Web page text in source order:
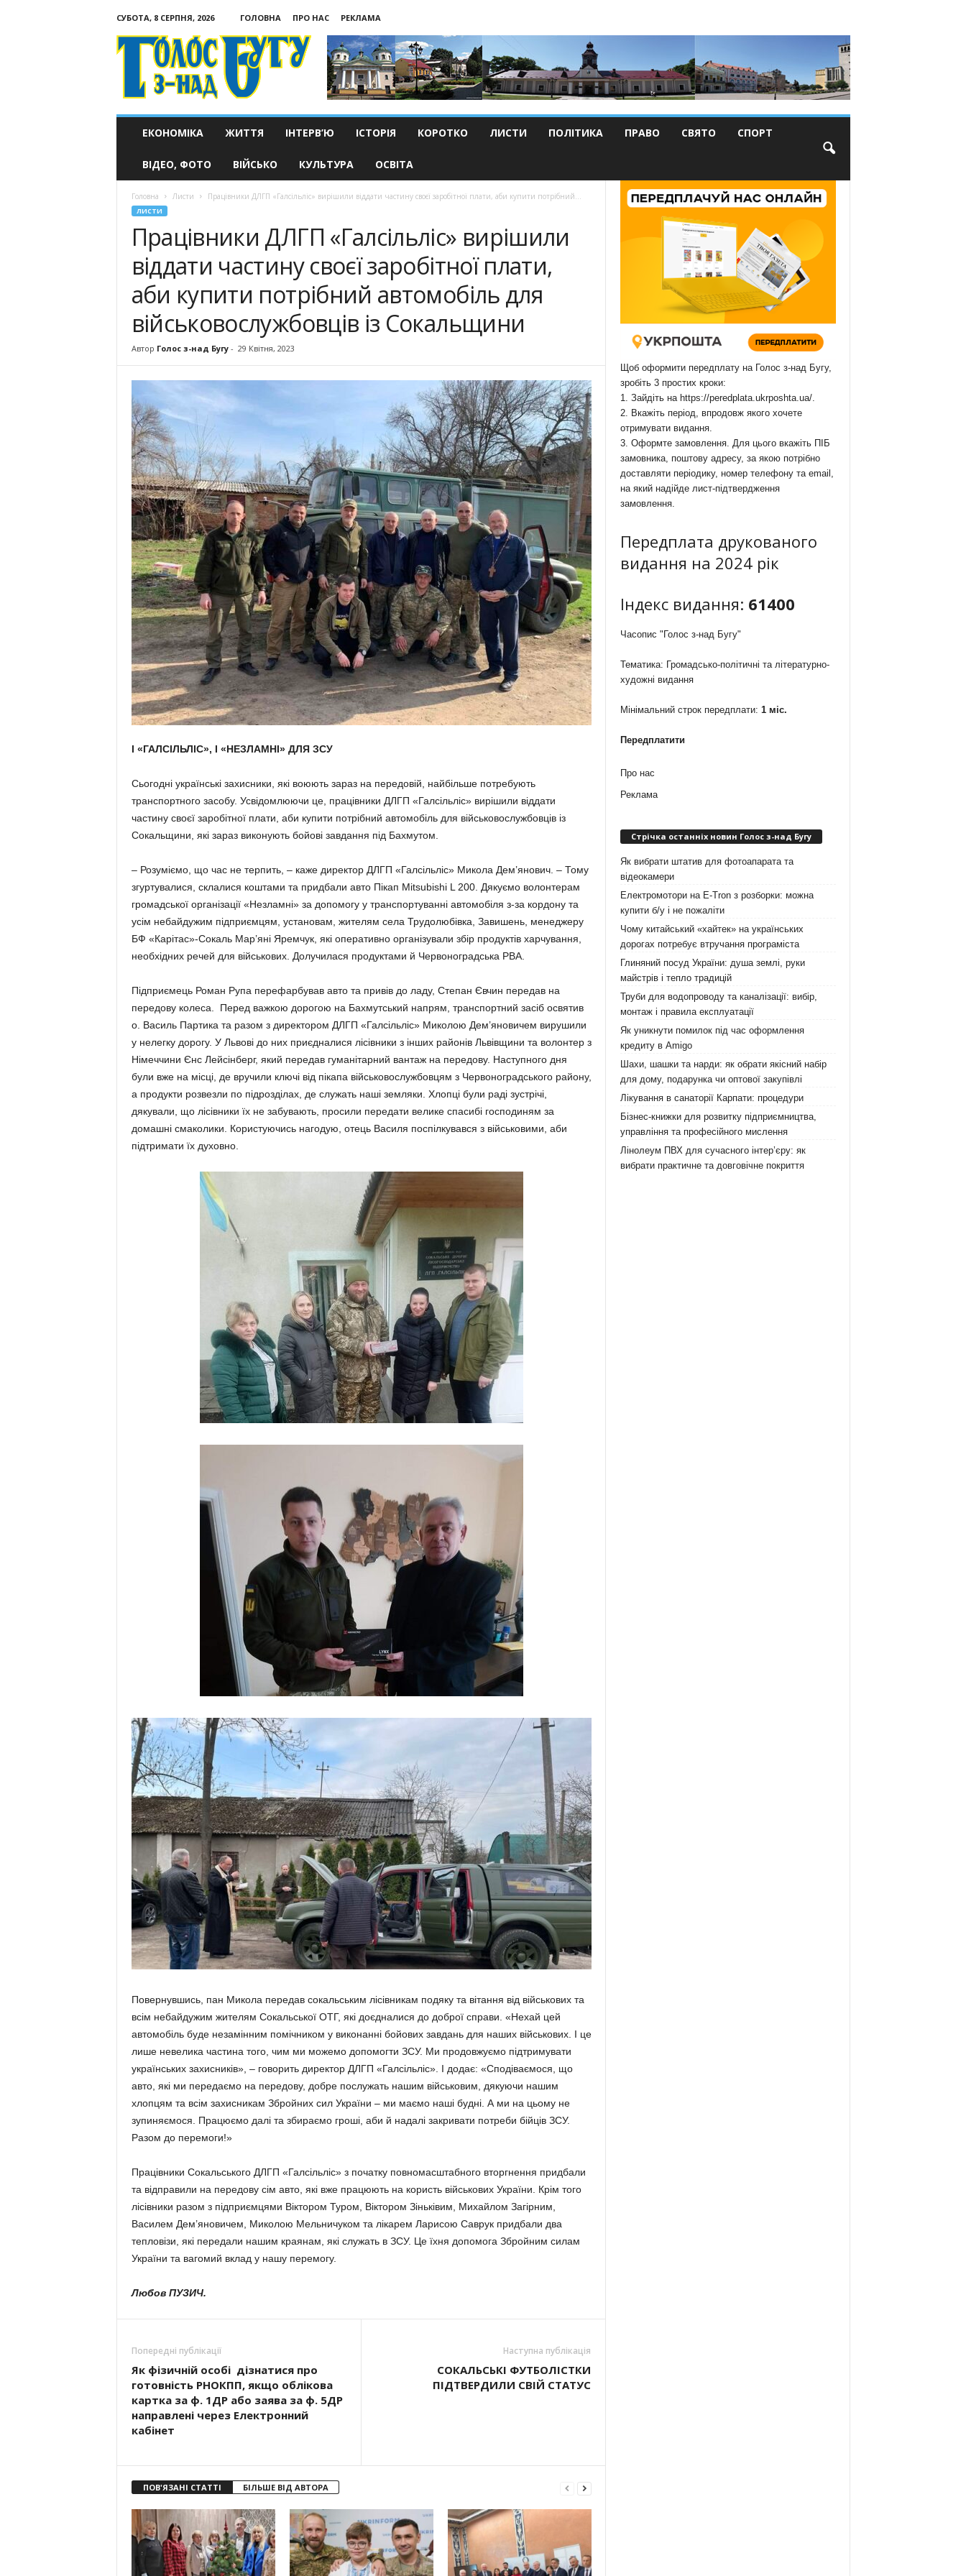
СУБОТА, 8 СЕРПНЯ, 2026 ГОЛОВНА ПРО НАС
РЕКЛАМА
Голос
з-
ЕКОНОМІКА ЖИТТЯ ІНТЕРВ’Ю ІСТОРІЯ КОРОТКО ЛИСТИ ПОЛІТИКА ПРАВО СВЯТО СПОРТ
ВІДЕО, ФОТО ВІЙСЬКО КУЛЬТУРА ОСВІТА
Головна Листи Працівники ДЛГП «Галсільліс» вирішили віддати частину своєї заробітної плати, аби купити потрібний...
ЛИСТИ
Працівники ДЛГП «Галсільліс» вирішили
віддати частину своєї заробітної плати,
аби купити потрібний автомобіль для
військово­службовців із Сокальщини
Автор Голос з-над Бугу- 29 Квітня, 2023
І «ГАЛСІЛЬЛІС», І «НЕЗЛАМНІ» ДЛЯ ЗСУ
Сьогодні українські захисники, які воюють зараз на передовій, найбільше потребують
транспортного засобу. Усвідомлюючи це, працівники ДЛГП «Галсільліс» вирішили віддати
частину своєї заробітної плати, аби купити потрібний автомобіль для військово­службовців із
Сокальщини, які зараз вико­ну­ють бойові завдання під Бахмутом.
– Розуміємо, що час не терпить, – каже директор ДЛГП «Галсільліс» Микола Дем’янович. – Тому
згуртувалися, склалися кошта­ми та придбали авто Пікап Mitsubishi L 200. Дякуємо волонтерам
громадської організації «Незламні» за допомогу у транспортуванні автомобіля з-за кордону та
усім небайдужим підприємцям, установам, жителям села Тру­долюбівка, Завишень, менеджеру
БФ «Карі­тас»-Сокаль Мар’яні Яремчук, які оперативно організували збір продуктів харчування,
необхідних речей для військових. Долучи­лася продуктами й Червоноградська РВА.
Підприємець Роман Рупа перефарбував авто та привів до ладу, Степан Євчин пере­дав на
передову колеса. Перед важкою до­ро­гою на Бахмутський напрям, транспорт­ний засіб освятив
о. Василь Партика та разом з директором ДЛГП «Галсільліс» Ми­колою Дем’яновичем вирушили
у нелегку дорогу. У Львові до них приєдналися лісів­ники з інших районів Львівщини та волонтер з
Ні­меччини Єнс Лейсінберг, який передав гума­нітарний вантаж на передову. Наступно­го дня
були вже на місці, де вручили ключі від пікапа військовослужбовцям з Червоно­град­ського району,
а продукти розвезли по під­розділах, де служать наші земляки. Хлоп­ці були раді зустрічі,
дякували, що лісівники їх не забувають, просили передати велике спасибі господиням за
домашні смаколики. Користуючись нагодую, отець Василя по­спілкувався з військовими, аби
підтримати їх духовно.
Повернувшись, пан Микола передав со­кальським лісівникам подяку та вітання від військових та
всім небайдужим жителям Сокальської ОТГ, які доєдналися до доброї справи. «Нехай цей
автомобіль буде неза­мінним помічником у виконанні бойових завдань для наших військових. І це
лише неве­лика частина того, чим ми можемо допомогти ЗСУ. Ми продовжуємо підтримувати
укра­їнських захисників», – говорить директор ДЛГП «Галсільліс». І додає: «Сподіваємося, що
авто, які ми передаємо на передову, добре послу­жать нашим військовим, дя­куючи нашим
хлопцям та всім захисникам Збройних сил України – ми маємо наші буд­ні. А ми на цьому не
зупиняємося. Працю­ємо далі та збираємо гроші, аби й надалі закривати потреби бійців ЗСУ.
Разом до перемоги!»
Працівники Сокальського ДЛГП «Галсіль­ліс» з початку повномасштабного вторгнення придбали
та відправили на передову сім авто, які вже працюють на користь військових України. Крім того
лісівники разом з під­приємцями Віктором Туром, Віктором Зіньківим, Михайлом Загірним,
Василем Дем’яновичем, Миколою Мельничуком та лікарем Ларисою Саврук придбали два
тепловізи, які передали нашим краянам, які служать в ЗСУ. Це їхня допомога Збройним силам
України та вагомий вклад у нашу перемогу.
Любов ПУЗИЧ.
Попередні публікації
Як фізичній особі дізнатися про
готовність РНОКПП, якщо облікова
картка за ф. 1ДР або заява за ф. 5ДР
направлені через Електронний
кабінет
Наступна публікація
СОКАЛЬСЬКІ ФУТБОЛІСТКИ
ПІДТВЕРДИЛИ СВІЙ СТАТУС
ПОВ'ЯЗАНІ СТАТТІ БІЛЬШЕ ВІД АВТОРА
Щоб оформити передплату на Голос з-над Бугу,
зробіть 3 простих кроки:
1. Зайдіть на https://peredplata.ukrposhta.ua/.
2. Вкажіть період, впродовж якого хочете
отримувати видання.
3. Оформте замовлення. Для цього вкажіть ПІБ
замовника, поштову адресу, за якою потрібно
доставляти періодику, номер телефону та email,
на який надійде лист-підтвердження
замовлення.
Передплата друкованого
видання на 2024 рік
Індекс видання: 61400
Часопис "Голос з-над Бугу"
Тематика: Громадсько-політичні та літературно-
художні видання
Мінімальний строк передплати: 1 міс.
Передплатити
Про нас
Реклама
Стрічка останніх новин Голос з-над Бугу
Як вибрати штатив для фотоапарата та
відеокамери
Електромотори на E-Tron з розборки: можна
купити б/у і не пожаліти
Чому китайський «хайтек» на українських
дорогах потребує втручання програміста
Глиняний посуд України: душа землі, руки
майстрів і тепло традицій
Труби для водопроводу та каналізації: вибір,
монтаж і правила експлуатації
Як уникнути помилок під час оформлення
кредиту в Amigo
Шахи, шашки та нарди: як обрати якісний набір
для дому, подарунка чи оптової закупівлі
Лікування в санаторії Карпати: процедури
Бізнес-книжки для розвитку підприємництва,
управління та професійного мислення
Лінолеум ПВХ для сучасного інтер’єру: як
вибрати практичне та довговічне покриття